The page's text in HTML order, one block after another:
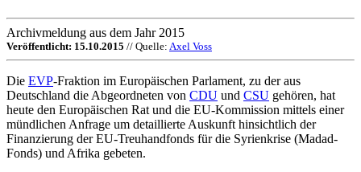
Archivmeldung aus dem Jahr 2015
Veröffentlicht: 15.10.2015 // Quelle: Axel Voss
Die EVP-Fraktion im Europäischen Parlament, zu der aus
Deutschland die Abgeordneten von CDU und CSU gehören, hat
heute den Europäischen Rat und die EU-Kommission mittels einer
mündlichen Anfrage um detaillierte Auskunft hinsichtlich der
Finanzierung der EU-Treuhandfonds für die Syrienkrise (Madad-
Fonds) und Afrika gebeten.